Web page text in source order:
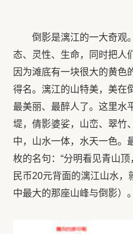
倒影是漓江的一大奇观
态、灵性、生命，同时把人
因为滩底有一块很大的黄色
得名。漓江的山特美，美在
最美丽、最醉人了。这里水
堤，倩影婆娑，山峦、翠竹
中，山水一体，水天一色。
枚的名句：“分明看见青山
民币20元背面的漓江山水
中最大的那座山峰与倒影）。